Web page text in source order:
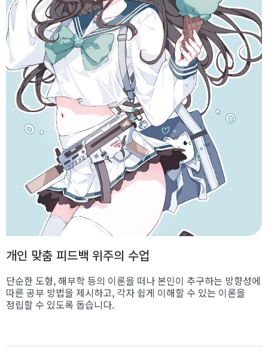
개인 맞춤 피드백 위주의 수업
단순한 도형, 해부학 등의 이론을 떠나 본인이 추구하는 방향성에
따른 공부 방법을 제시하고, 각자 쉽게 이해할 수 있는 이론을
정립할 수 있도록 돕습니다.